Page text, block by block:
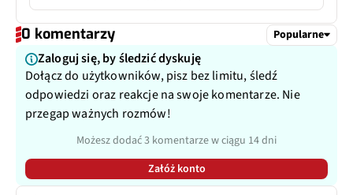
Dodatkowy aparat
Aparat ultraszerokokątny +
makro
Pixele 50 Mpix
Autofocus Tak
1/2,76", 0,64µm
Ogniskowa 12 mm
Filmy Tak
Zoom optyczny Nie
Kolor wyświetlacza
Typ USB USB-C
Ładowanie zwrotne 5 W
0 komentarzy Popularne
Zaloguj się, by śledzić dyskuję
Dołącz do użytkowników, pisz bez limitu, śledź
odpowiedzi oraz reakcje na swoje komentarze. Nie
przegap ważnych rozmów!
Możesz dodać 3 komentarze w ciągu 14 dni
Załóż konto